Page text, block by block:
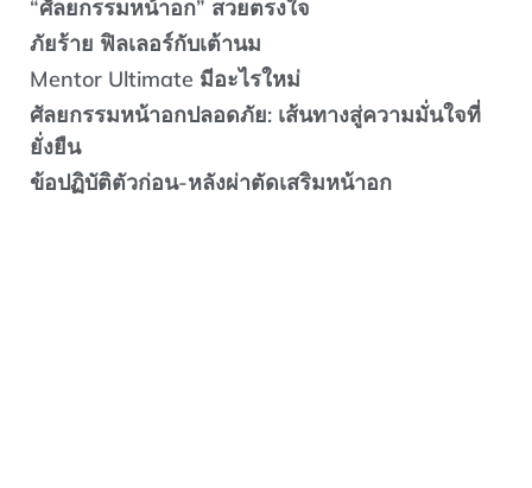
“ศัลยกรรมหน้าอก” สวยตรงใจ
ภัยร้าย ฟิลเลอร์กับเต้านม
Mentor Ultimate มีอะไรใหม่
ศัลยกรรมหน้าอกปลอดภัย: เส้นทางสู่ความมั่นใจที่
ยั่งยืน
ข้อปฏิบัติตัวก่อน-หลังผ่าตัดเสริมหน้าอก